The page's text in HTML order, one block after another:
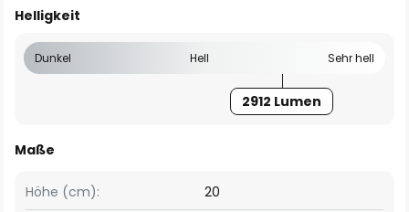
Helligkeit
Dunkel Hell Sehr hell
2912 Lumen
Maße
Höhe (cm): 20